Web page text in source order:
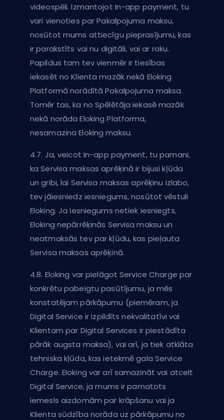
videospēli. Izmantojot In-app payment, tu
vari vienoties par Pakalpojuma maksu,
nosūtot mums attiecīgu pieprasījumu, kas
ir parakstīts vai nu digitāli, vai ar roku.
Papildus tam tev vienmēr ir tiesības
iekasēt no Klienta mazāk nekā Eloking
Platformā norādītā Pakalpojuma maksa.
Tomēr tas, ka no Spēlētāja iekasē mazāk
nekā norāda Eloking Platforma,
nesamazina Eloking maksu.
4.7. Ja, veicot In-app payment, tu pamani,
ka Servisa maksas aprēķinā ir bijusi kļūda
un gribi, lai Servisa maksas aprēķinu izlabo,
tev jāiesniedz iesniegums, nosūtot vēstuli
Eloking. Ja iesniegums netiek iesniegts,
Eloking nepārrēķinās Servisa maksu un
neatmaksās tev par kļūdu, kas pieļauta
Servisa maksas aprēķinā.
4.8. Eloking var pielāgot Service Charge par
konkrētu pabeigtu pasūtījumu, ja mēs
konstatējam pārkāpumu (piemēram, ja
Digital Service ir izpildīts nekvalitatīvi vai
Klientam par Digital Services ir piestādīta
pārāk augsta maksa), vai arī, ja tiek atklāta
tehniska kļūda, kas ietekmē gala Service
Charge. Eloking var arī samazināt vai atcelt
Digital Service, ja mums ir pamatots
iemesls aizdomām par krāpšanu vai ja
Klienta sūdzība norāda uz pārkāpumu no